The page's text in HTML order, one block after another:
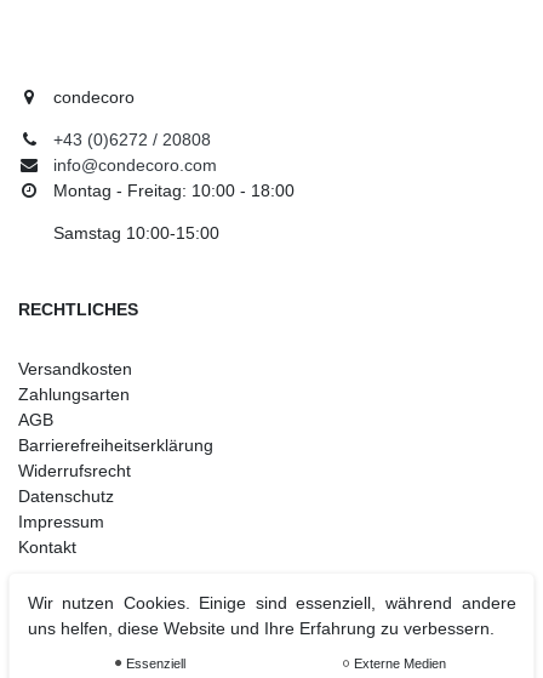
condecoro
+43 (0)6272 / 20808
info@condecoro.com
Montag - Freitag: 10:00 - 18:00
Samstag 10:00-15:00
RECHTLICHES
Versandkosten
Zahlungsarten
AGB
Barrierefreiheitserklärung
Widerrufsrecht
Datenschutz
Impressum
Kontakt
Weihnachtsdeko
Christbaumschmuck
Wir nutzen Cookies. Einige sind essenziell, während andere
uns helfen, diese Website und Ihre Erfahrung zu verbessern.
Essenziell Externe Medien